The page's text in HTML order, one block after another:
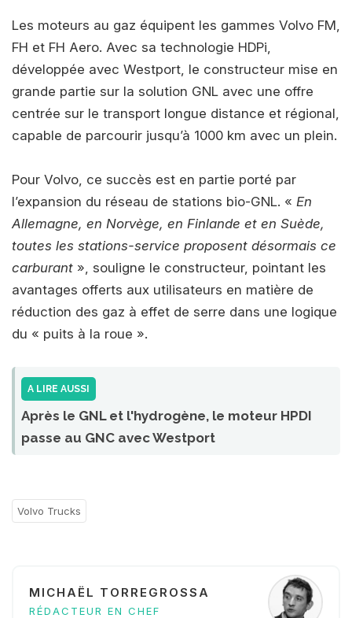
Les moteurs au gaz équipent les gammes Volvo FM,
FH et FH Aero. Avec sa technologie HDPi,
développée avec Westport, le constructeur mise en
grande partie sur la solution GNL avec une offre
centrée sur le transport longue distance et régional,
capable de parcourir jusqu’à 1000 km avec un plein.
Pour Volvo, ce succès est en partie porté par
l’expansion du réseau de stations bio-GNL. « En
Allemagne, en Norvège, en Finlande et en Suède,
toutes les stations-service proposent désormais ce
carburant », souligne le constructeur, pointant les
avantages offerts aux utilisateurs en matière de
réduction des gaz à effet de serre dans une logique
du « puits à la roue ».
A LIRE AUSSI
Après le GNL et l'hydrogène, le moteur HPDI
passe au GNC avec Westport
Volvo Trucks
MICHAËL TORREGROSSA
RÉDACTEUR EN CHEF